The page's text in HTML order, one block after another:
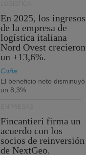
En 2025, los ingresos
de la empresa de
logística italiana
Nord Ovest crecieron
un +13,6%.
Cuña
El beneficio neto disminuyó
un 8,3%.
Fincantieri firma un
acuerdo con los
socios de reinversión
de NextGeo.